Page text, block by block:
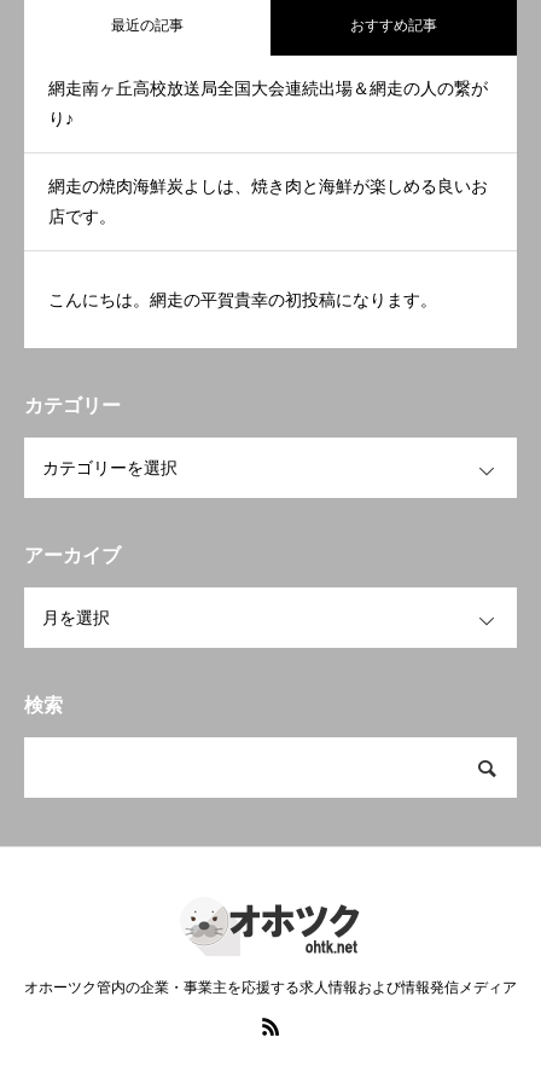
最近の記事 おすすめ記事
網走南ヶ丘高校放送局全国大会連続出場＆網走の人の繋が
り♪
網走の焼肉海鮮炭よしは、焼き肉と海鮮が楽しめる良いお
店です。
こんにちは。網走の平賀貴幸の初投稿になります。
カテゴリー
アーカイブ
検索
オホーツク管内の企業・事業主を応援する求人情報および情報発信メディア